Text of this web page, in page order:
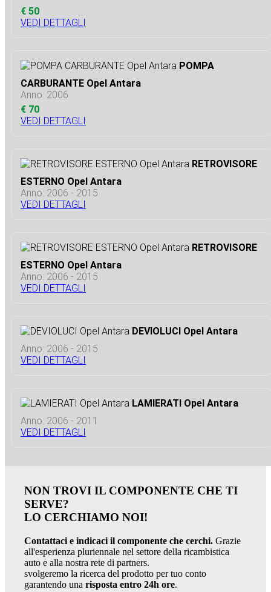
€ 50
VEDI DETTAGLI
POMPA
CARBURANTE Opel Antara
Anno: 2006
€ 70
VEDI DETTAGLI
RETROVISORE
ESTERNO Opel Antara
Anno: 2006 - 2015
VEDI DETTAGLI
RETROVISORE
ESTERNO Opel Antara
Anno: 2006 - 2015
VEDI DETTAGLI
DEVIOLUCI Opel Antara
Anno: 2006 - 2015
VEDI DETTAGLI
LAMIERATI Opel Antara
Anno: 2006 - 2011
VEDI DETTAGLI
NON TROVI IL COMPONENTE CHE TI
SERVE?
LO CERCHIAMO NOI!
Contattaci e indicaci il componente che cerchi. Grazie
all'esperienza pluriennale nel settore della ricambistica
auto e alla nostra rete di partners.
svolgeremo la ricerca del prodotto per tuo conto
garantendo una risposta entro 24h ore.